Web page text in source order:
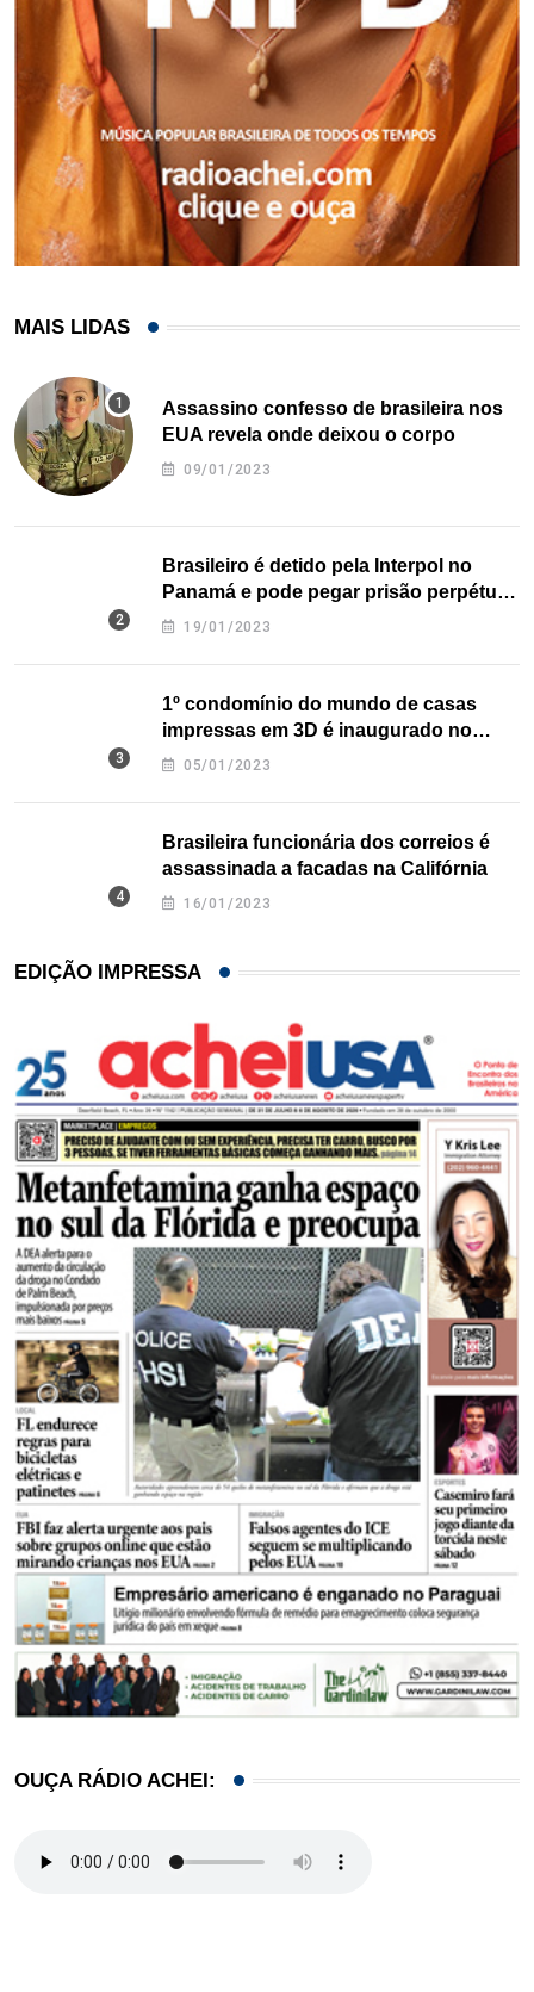
MAIS LIDAS
Assassino confesso de brasileira nos
EUA revela onde deixou o corpo
09/01/2023
Brasileiro é detido pela Interpol no
Panamá e pode pegar prisão perpétua
nos EUA
19/01/2023
1º condomínio do mundo de casas
impressas em 3D é inaugurado no
Texas
05/01/2023
Brasileira funcionária dos correios é
assassinada a facadas na Califórnia
16/01/2023
EDIÇÃO IMPRESSA
OUÇA RÁDIO ACHEI: